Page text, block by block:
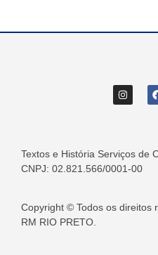
Textos e História Serviços de
CNPJ: 02.821.566/0001-00
Copyright © Todos os direitos
RM RIO PRETO.